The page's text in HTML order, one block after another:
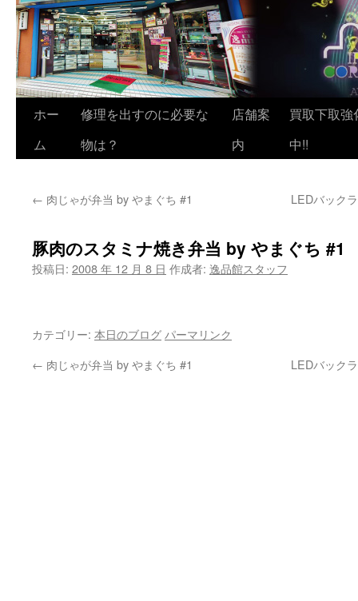
ホー
ム
修理を出すのに必要な
物は？
店舗案
内
買取下取強
中!!
← 肉じゃが弁当 by やまぐち #1 LEDバック
豚肉のスタミナ焼き弁当 by やまぐち #1
投稿日: 2008 年 12 月 8 日 作成者: 逸品館スタッフ
カテゴリー: 本日のブログ パーマリンク
← 肉じゃが弁当 by やまぐち #1 LEDバック